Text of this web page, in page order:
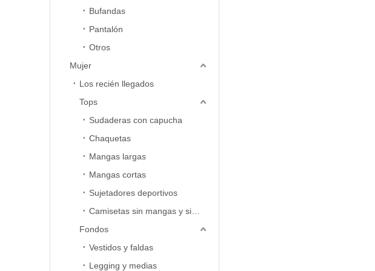
Bufandas
Pantalón
Otros
Mujer
Los recién llegados
Tops
Sudaderas con capucha
Chaquetas
Mangas largas
Mangas cortas
Sujetadores deportivos
Fondos
Vestidos y faldas
Legging y medias